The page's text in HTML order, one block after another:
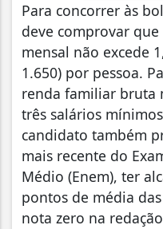
Para concorrer às
deve comprovar
mensal não excede
1.650) por pessoa.
renda familiar bruta
três salários
candidato também
mais recente do
Médio (Enem), ter
pontos de média
nota zero na